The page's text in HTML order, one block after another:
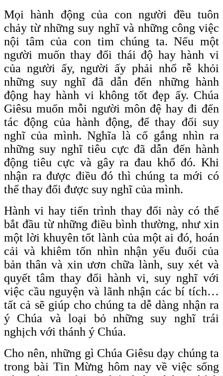
Mọi hành động của con người đều tuôn
chảy từ những suy nghĩ và những công việc
nội tâm của con tim chúng ta. Nếu một
người muốn thay đổi thái độ hay hành vi
của người ấy, người ấy phải nhổ rễ khỏi
những suy nghĩ đã dẫn đến những hành
động hay hành vi không tốt đẹp ấy. Chúa
Giêsu muốn mỗi người môn đệ hay đi đến
tác động của hành động, để thay đổi suy
nghĩ của mình. Nghĩa là cố gắng nhìn ra
những suy nghĩ tiêu cực đã dẫn đến hành
động tiêu cực và gây ra đau khổ đó. Khi
nhận ra được điều đó thì chúng ta mới có
thể thay đổi được suy nghĩ của mình.
Hành vi hay tiến trình thay đổi này có thể
bắt đầu từ những điều bình thường, như xin
một lời khuyên tốt lành của một ai đó, hoán
cải và khiêm tốn nhìn nhận yếu đuối của
bản thân và xin ươn chữa lành, suy xét và
quyết tâm thay đổi hành vi, suy nghĩ với
việc cầu nguyện và lãnh nhận các bí tích…
tất cả sẽ giúp cho chúng ta dễ dàng nhận ra
ý Chúa và loại bỏ những suy nghĩ trái
nghịch với thánh ý Chúa.
Cho nên, những gì Chúa Giêsu dạy chúng ta
trong bài Tin Mừng hôm nay về việc sống